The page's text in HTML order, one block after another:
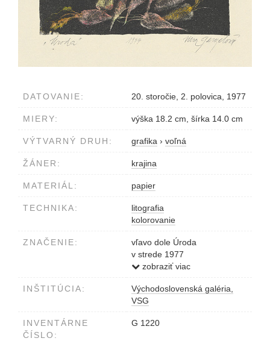
DATOVANIE: 20. storočie, 2. polovica, 1977
MIERY: výška 18.2 cm, šírka 14.0 cm
VÝTVARNÝ DRUH: grafika › voľná
ŽÁNER: krajina
MATERIÁL: papier
TECHNIKA:
litografia
kolorovanie
ZNAČENIE:
vľavo dole Úroda
v strede 1977
vpravo dole Viera Gergeľová
zobraziť viac
INŠTITÚCIA:
Východoslovenská galéria,
VSG
INVENTÁRNE
ČÍSLO:
G 1220